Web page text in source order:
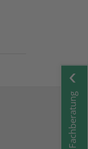
Fachberatung